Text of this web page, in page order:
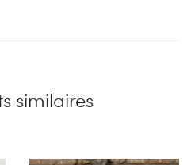
similaires